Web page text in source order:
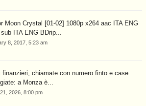
Moon Crystal [01-02] 1080p x264 aac ITA ENG
ITA ENG BDrip...
8, 2017, 5:23 am
finanzieri, chiamate con numero finto e case
a Monza è...
2026, 8:00 pm